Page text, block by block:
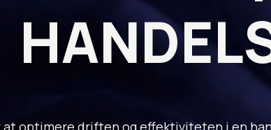
at optimere driften og effektiviteten i en